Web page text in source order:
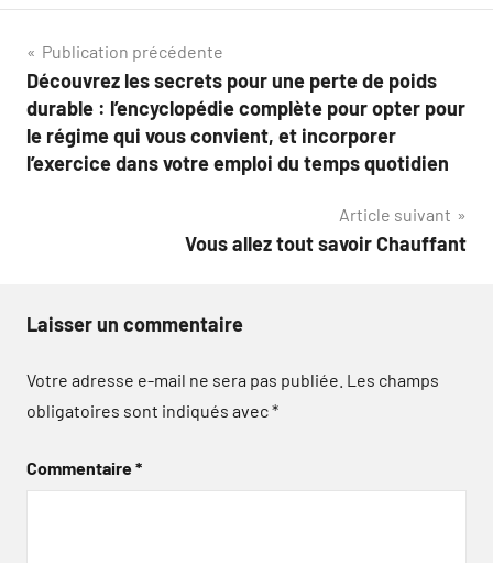
Navigation
de
l’article
Publication précédente
Découvrez les secrets pour une perte de poids
durable : l’encyclopédie complète pour opter pour
le régime qui vous convient, et incorporer
l’exercice dans votre emploi du temps quotidien
Article suivant
Vous allez tout savoir Chauffant
Laisser un commentaire
Votre adresse e-mail ne sera pas publiée. Les champs
obligatoires sont indiqués avec*
Commentaire*